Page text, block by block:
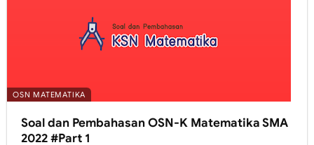
OSN MATEMATIKA
Soal dan Pembahasan OSN-K Matematika SMA
2022 #Part 1